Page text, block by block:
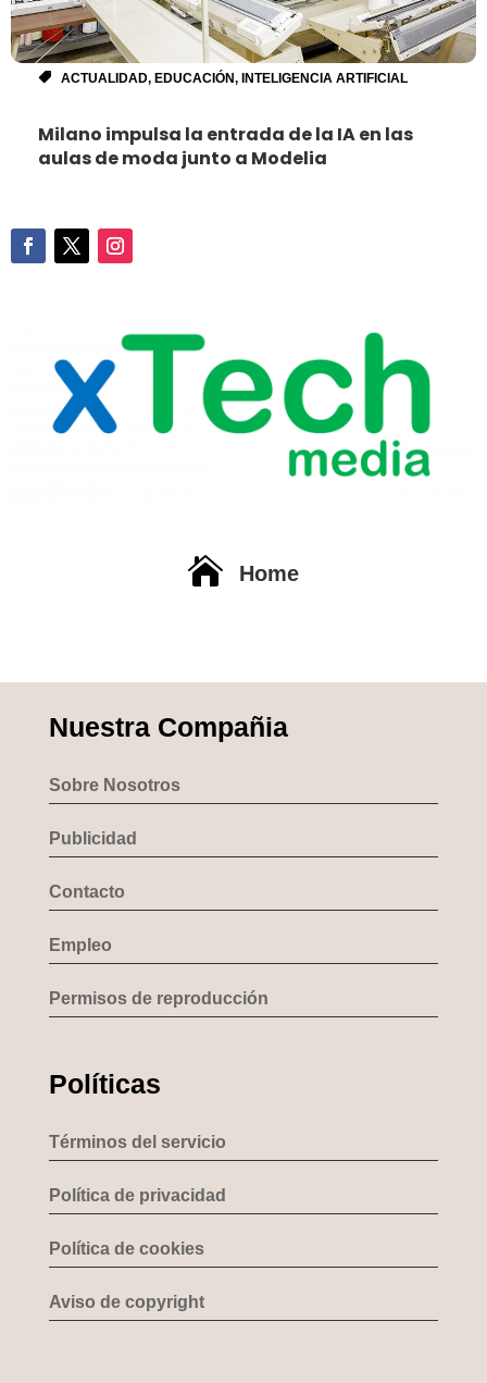
ACTUALIDAD, EDUCACIÓN, INTELIGENCIA ARTIFICIAL
Milano impulsa la entrada de la IA en las
aulas de moda junto a Modelia
 Home
Nuestra Compañia
Sobre Nosotros
Publicidad
Contacto
Empleo
Permisos de reproducción
Políticas
Términos del servicio
Política de privacidad
Política de cookies
Aviso de copyright